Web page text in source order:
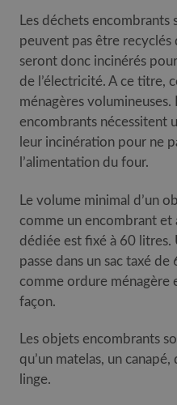
Les déchets encombrants
peuvent pas être recyclés
seront donc incinérés
de l’électricité. A ce titre,
ménagères
encombrants nécessitent
leur incinération pour ne
l’alimentation du four.
Le volume minimal d’un
comme un encombrant et
dédiée est fixé à 60
passe dans un sac taxé
comme ordure
façon.
Les objets encombrants
qu’un matelas, un
linge.